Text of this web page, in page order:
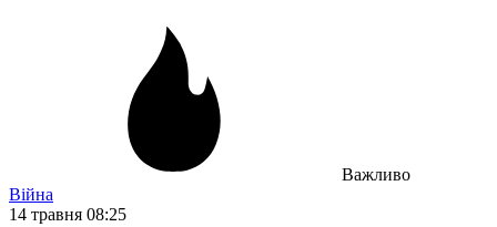
Важливо
Війна
14 травня 08:25